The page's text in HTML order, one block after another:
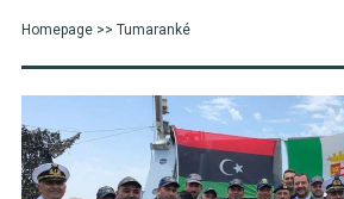
Homepage>> Tumaranké